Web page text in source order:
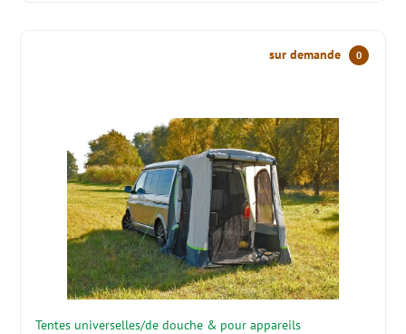
sur demande 0
Tentes universelles/de douche & pour appareils